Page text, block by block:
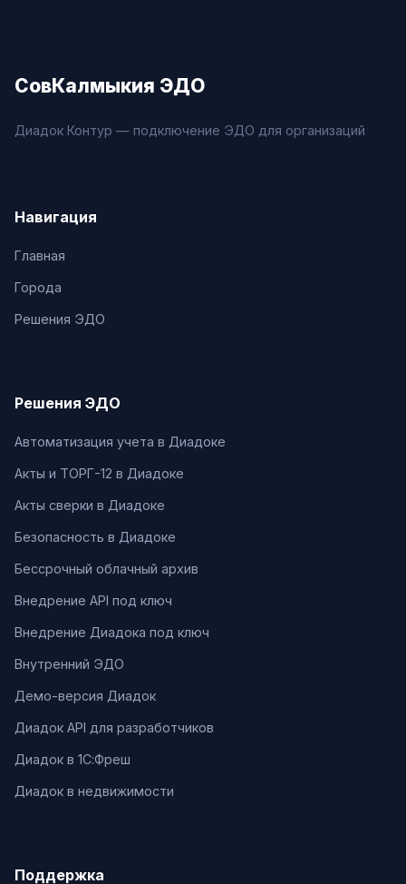
СовКалмыкия ЭДО
Диадок Контур — подключение ЭДО для организаций
Навигация
Главная
Города
Решения ЭДО
Решения ЭДО
Автоматизация учета в Диадоке
Акты и ТОРГ-12 в Диадоке
Акты сверки в Диадоке
Безопасность в Диадоке
Бессрочный облачный архив
Внедрение API под ключ
Внедрение Диадока под ключ
Внутренний ЭДО
Демо-версия Диадок
Диадок API для разработчиков
Диадок в 1С:Фреш
Диадок в недвижимости
Поддержка